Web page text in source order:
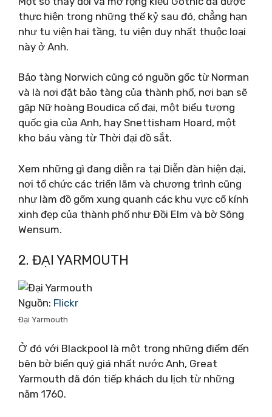
thực hiện trong những thế kỷ sau đó, chẳng hạn
như tu viện hai tầng, tu viện duy nhất thuộc loại
này ở Anh.
Bảo tàng Norwich cũng có nguồn gốc từ Norman
và là nơi đặt bảo tàng của thành phố, nơi bạn sẽ
gặp Nữ hoàng Boudica cổ đại, một biểu tượng
quốc gia của Anh, hay Snettisham Hoard, một
kho báu vàng từ Thời đại đồ sắt.
Xem những gì đang diễn ra tại Diễn đàn hiện đại,
nơi tổ chức các triển lãm và chương trình cũng
như làm đồ gốm xung quanh các khu vực cổ kính
xinh đẹp của thành phố như Đồi Elm và bờ Sông
Wensum.
2. ĐẠI YARMOUTH
Nguồn: Flickr
Đại Yarmouth
Ở đó với Blackpool là một trong những điểm đến
bên bờ biển quý giá nhất nước Anh, Great
Yarmouth đã đón tiếp khách du lịch từ những
năm 1760.